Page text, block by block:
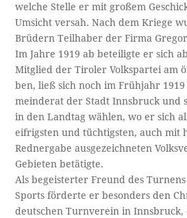
welche Stelle er mit großem
Umsicht versah. Nach dem Kriege
Brüdern Teilhaber der Firma
Im Jahre 1919 ab beteiligte er sich
Mitglied der Tiroler Volkspartei am
ben, ließ sich noch im Frühjahr 1919
meinderat der Stadt Innsbruck und
in den Landtag wählen, wo er sich
eifrigsten und tüchtigsten, auch mit
Rednergabe ausgezeichneten
Gebieten betätigte.
Als begeisterter Freund des
Sports förderte er besonders den
deutschen Turnverein in Innsbruck,